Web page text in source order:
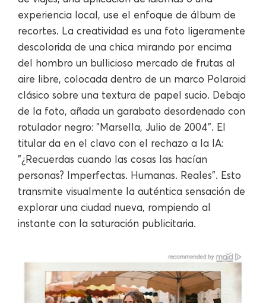
experiencia local, use el enfoque de álbum de
recortes. La creatividad es una foto ligeramente
descolorida de una chica mirando por encima
del hombro un bullicioso mercado de frutas al
aire libre, colocada dentro de un marco Polaroid
clásico sobre una textura de papel sucio. Debajo
de la foto, añada un garabato desordenado con
rotulador negro: "Marsella, Julio de 2004". El
titular da en el clavo con el rechazo a la IA:
"¿Recuerdas cuando las cosas las hacían
personas? Imperfectas. Humanas. Reales". Esto
transmite visualmente la auténtica sensación de
explorar una ciudad nueva, rompiendo al
instante con la saturación publicitaria.